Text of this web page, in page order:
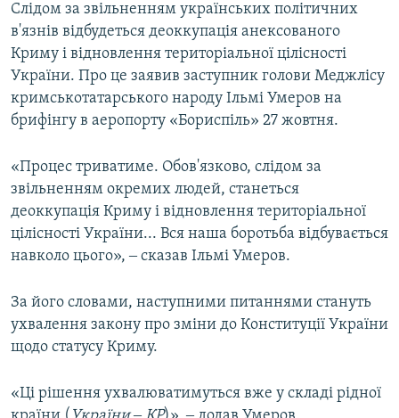
Усі сайти RFE/RL
Слідом за звільненням українських політичних
в'язнів відбудеться деоккупація анексованого
Криму і відновлення територіальної цілісності
України. Про це заявив заступник голови Меджлісу
кримськотатарського народу Ільмі Умеров на
брифінгу в аеропорту «Бориспіль» 27 жовтня.
«Процес триватиме. Обов'язково, слідом за
звільненням окремих людей, станеться
деоккупація Криму і відновлення територіальної
цілісності України... Вся наша боротьба відбувається
навколо цього», ‒ сказав Ільмі Умеров.
За його словами, наступними питаннями стануть
ухвалення закону про зміни до Конституції України
щодо статусу Криму.
«Ці рішення ухвалюватимуться вже у складі рідної